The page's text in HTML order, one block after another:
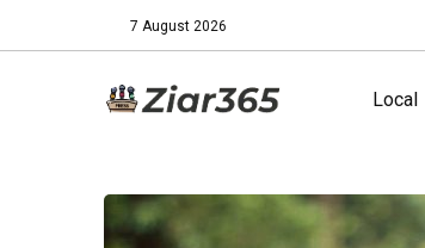
7 August 2026
Local